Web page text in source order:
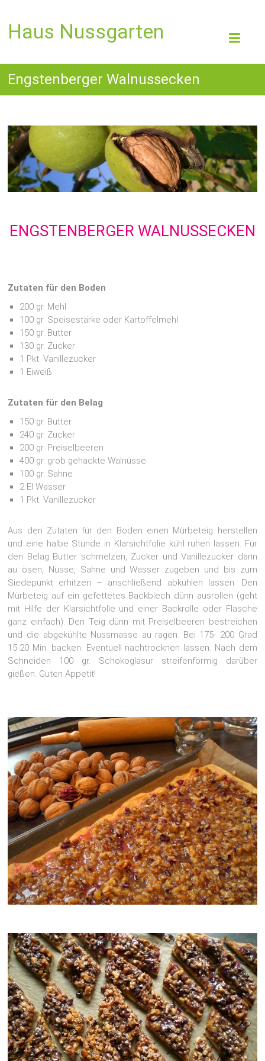
Haus Nussgarten
Engstenberger Walnussecken
ENGSTENBERGER WALNUSSECKEN
Zutaten für den Boden
200 gr. Mehl
100 gr. Speisestärke oder Kartoffelmehl
150 gr. Butter
130 gr. Zucker
1 Pkt. Vanillezucker
1 Eiweiß
Zutaten für den Belag
150 gr. Butter
240 gr. Zucker
200 gr. Preiselbeeren
400 gr. grob gehackte Walnüsse
100 gr. Sahne
2 El Wasser
1 Pkt. Vanillezucker
Aus den Zutaten für den Boden einen Mürbeteig herstellen
und eine halbe Stunde in Klarsichtfolie kühl ruhen lassen. Für
den Belag Butter schmelzen, Zucker und Vanillezucker darin
au ösen, Nüsse, Sahne und Wasser zugeben und bis zum
Siedepunkt erhitzen – anschließend abkühlen lassen. Den
Mürbeteig auf ein gefettetes Backblech dünn ausrollen (geht
mit Hilfe der Klarsichtfolie und einer Backrolle oder Flasche
ganz einfach). Den Teig dünn mit Preiselbeeren bestreichen
und die abgekühlte Nussmasse au ragen. Bei 175- 200 Grad
15-20 Min. backen. Eventuell nachtrocknen lassen. Nach dem
Schneiden 100 gr. Schokoglasur streifenförmig darüber
gießen. Guten Appetit!